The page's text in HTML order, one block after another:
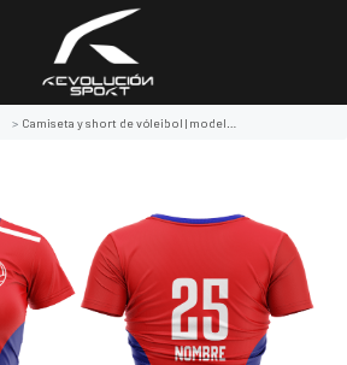
Camiseta y short de vóleibol | modelo 4, color rojo